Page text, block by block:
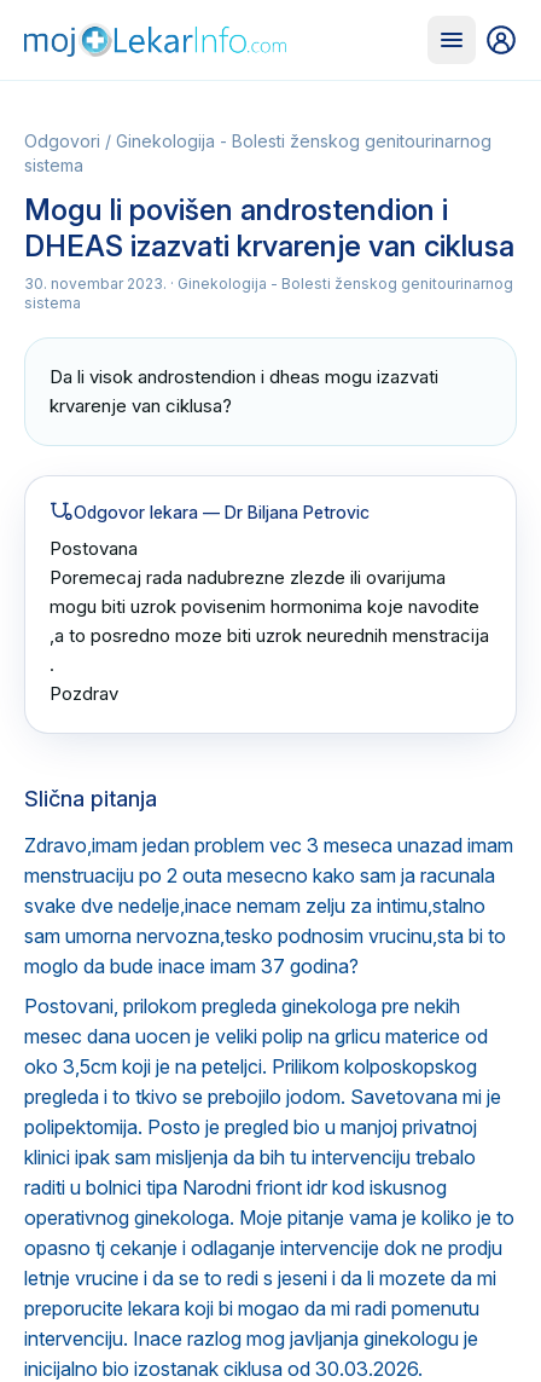
Odgovori / Ginekologija - Bolesti ženskog genitourinarnog
sistema
Mogu li povišen androstendion i
DHEAS izazvati krvarenje van ciklusa
30. novembar 2023. · Ginekologija - Bolesti ženskog genitourinarnog
sistema
Da li visok androstendion i dheas mogu izazvati
krvarenje van ciklusa?
Odgovor lekara — Dr Biljana Petrovic
Postovana
Poremecaj rada nadubrezne zlezde ili ovarijuma
mogu biti uzrok povisenim hormonima koje navodite
,a to posredno moze biti uzrok neurednih menstracija
.
Pozdrav
Slična pitanja
Zdravo,imam jedan problem vec 3 meseca unazad imam
menstruaciju po 2 outa mesecno kako sam ja racunala
svake dve nedelje,inace nemam zelju za intimu,stalno
sam umorna nervozna,tesko podnosim vrucinu,sta bi to
moglo da bude inace imam 37 godina?
Postovani, prilokom pregleda ginekologa pre nekih
mesec dana uocen je veliki polip na grlicu materice od
oko 3,5cm koji je na peteljci. Prilikom kolposkopskog
pregleda i to tkivo se prebojilo jodom. Savetovana mi je
polipektomija. Posto je pregled bio u manjoj privatnoj
klinici ipak sam misljenja da bih tu intervenciju trebalo
raditi u bolnici tipa Narodni friont idr kod iskusnog
operativnog ginekologa. Moje pitanje vama je koliko je to
opasno tj cekanje i odlaganje intervencije dok ne prodju
letnje vrucine i da se to redi s jeseni i da li mozete da mi
preporucite lekara koji bi mogao da mi radi pomenutu
intervenciju. Inace razlog mog javljanja ginekologu je
inicijalno bio izostanak ciklusa od 30.03.2026.